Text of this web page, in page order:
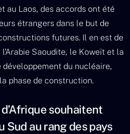
au Laos, des accords ont été
étrangers dans le but de
futures. Il en est de
Saoudite, le Koweït et la
développement du nucléaire,
phase de construction.
souhaitent
Sud au rang des pays